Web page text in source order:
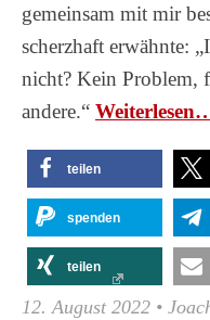
gemeinsam mit mir
scherzhaft erwähnte:
nicht? Kein Problem,
andere.“
teilen
spenden
teilen
12. August 2022 •